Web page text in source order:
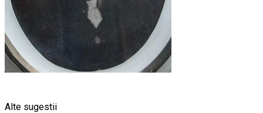
Alte sugestii